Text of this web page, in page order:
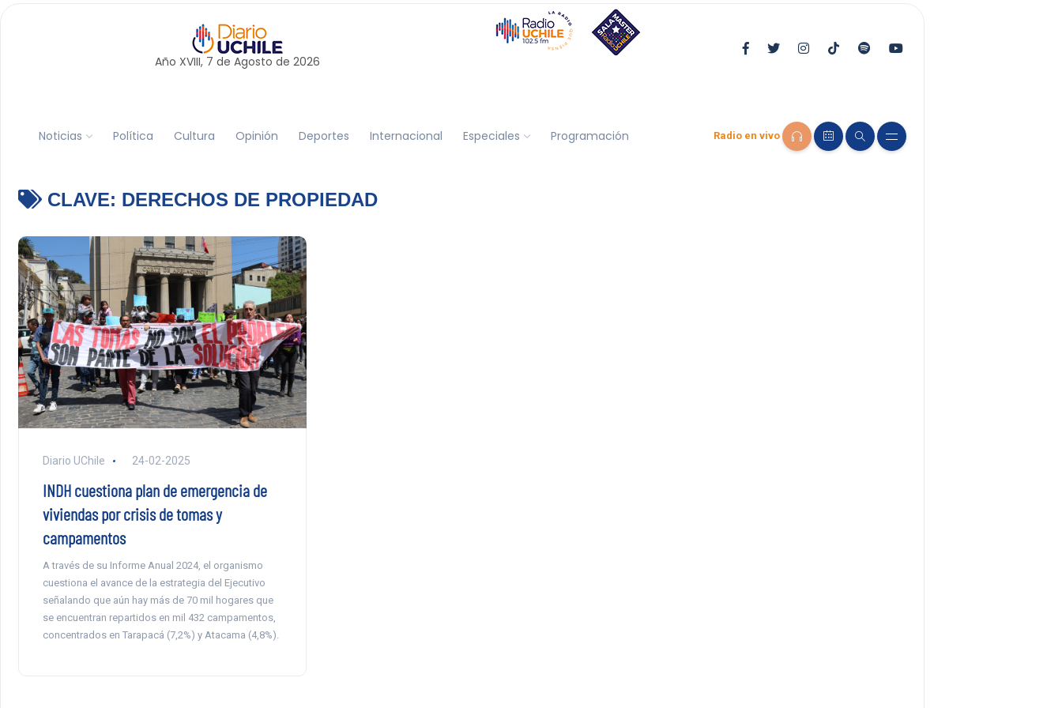
Año XVIII, 7 de Agosto de 2026
Noticias Política Cultura Opinión Deportes Internacional Especiales Programación Radio en vivo
CLAVE: DERECHOS DE PROPIEDAD
Diario UChile 24-02-2025
INDH cuestiona plan de emergencia de
viviendas por crisis de tomas y
campamentos
A través de su Informe Anual 2024, el organismo
cuestiona el avance de la estrategia del Ejecutivo
señalando que aún hay más de 70 mil hogares que
se encuentran repartidos en mil 432 campamentos,
concentrados en Tarapacá (7,2%) y Atacama (4,8%).